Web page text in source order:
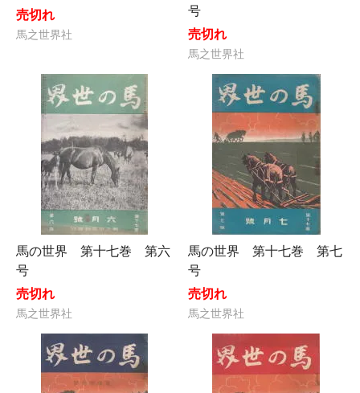
売切れ
馬之世界社
号
売切れ
馬之世界社
馬の世界 第十七巻 第六
号
売切れ
馬之世界社
馬の世界 第十七巻 第七
号
売切れ
馬之世界社